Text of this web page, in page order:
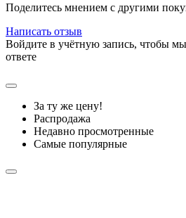
Поделитесь мнением с другими
Написать отзыв
Войдите в учётную запись, чтобы
ответе
За ту же цену!
Распродажа
Недавно просмотренные
Самые популярные